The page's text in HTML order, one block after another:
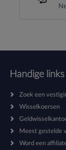
Handige links
Zoek een
Wisselkoersen
Meest gestelde
Word een